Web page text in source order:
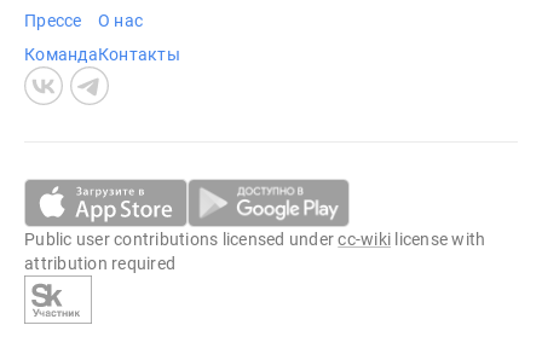
Прессе
Команда
О нас
Контакты
Public user contributions licensed undercc-wiki license with
attribution required